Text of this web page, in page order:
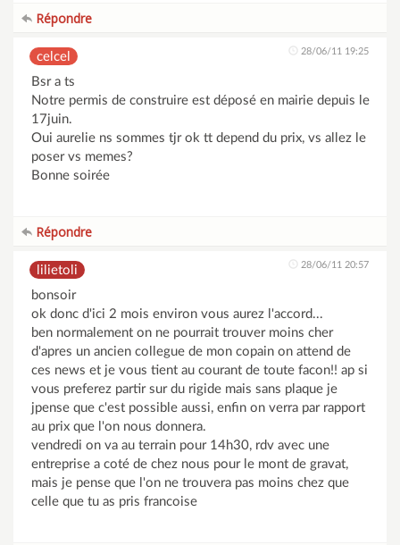
Répondre
celcel 28/06/11 19:25
Bsr a ts
Notre permis de construire est déposé en mairie depuis le
17juin.
Oui aurelie ns sommes tjr ok tt depend du prix, vs allez le
poser vs memes?
Bonne soirée
Répondre
lilietoli 28/06/11 20:57
bonsoir
ok donc d'ici 2 mois environ vous aurez l'accord...
ben normalement on ne pourrait trouver moins cher
d'apres un ancien collegue de mon copain on attend de
ces news et je vous tient au courant de toute facon!! ap si
vous preferez partir sur du rigide mais sans plaque je
jpense que c'est possible aussi, enfin on verra par rapport
au prix que l'on nous donnera.
vendredi on va au terrain pour 14h30, rdv avec une
entreprise a coté de chez nous pour le mont de gravat,
mais je pense que l'on ne trouvera pas moins chez que
celle que tu as pris francoise